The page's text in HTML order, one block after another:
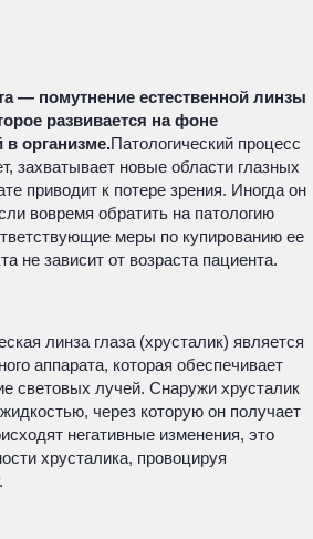
— помутнение естественной линзы
развивается на фоне
организме.Патологический процесс
захватывает новые области глазных
приводит к потере зрения. Иногда он
вовремя обратить на патологию
меры по купированию ее
не зависит от возраста пациента.
линза глаза (хрусталик) является
аппарата, которая обеспечивает
световых лучей. Снаружи хрусталик
через которую он получает
негативные изменения, это
хрусталика, провоцируя